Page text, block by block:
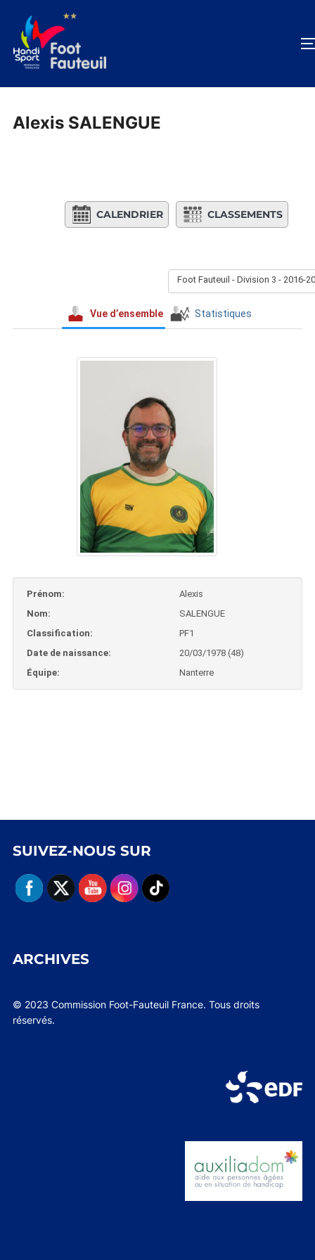
contenu
Alexis SALENGUE
CALENDRIER CLASSEMENTS
Foot Fauteuil - Division 3 - 2016-
Vue d’ensemble Statistiques
Prénom:
Alexis
Nom:
SALENGUE
Classification:
PF1
Date de naissance:
20/03/1978 (48)
Équipe:
Nanterre
SUIVEZ-NOUS SUR
ARCHIVES
© 2023 Commission Foot-Fauteuil France. Tous droits
réservés.